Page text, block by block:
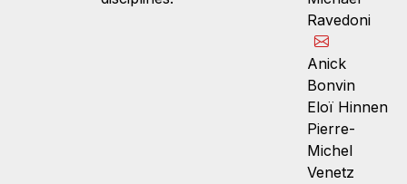
Ravedoni
Anick
Bonvin
Eloï Hinnen
Pierre-
Michel
Venetz